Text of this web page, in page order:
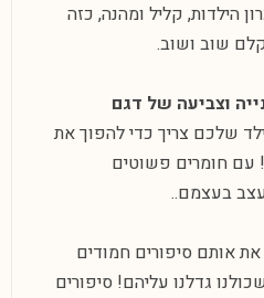
הילדות, קליל ומהנה, כזה
שוב ושוב.
וצביעה של דגם
שלכם צריך כדי להפוך את
עם חומרים פשוטים
בעצמם..
אותם סיפורים חמודים
גדלנו עליהם! סיפורים